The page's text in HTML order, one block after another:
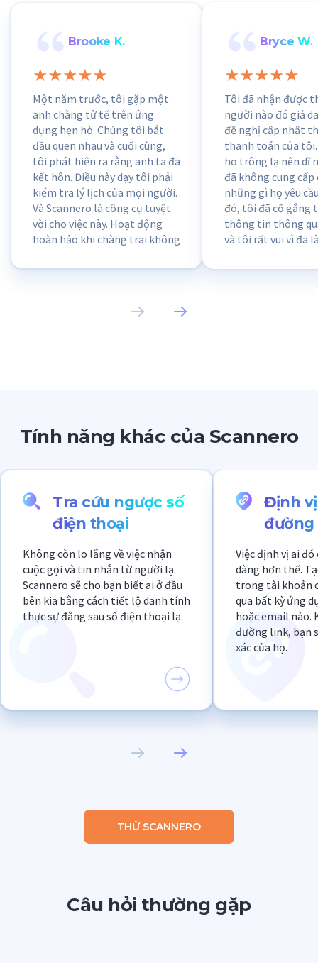
Brooke K.
Một năm trước, tôi gặp một
anh chàng tử tế trên ứng
dụng hẹn hò. Chúng tôi bắt
đầu quen nhau và cuối cùng,
tôi phát hiện ra rằng anh ta đã
kết hôn. Điều này dạy tôi phải
kiểm tra lý lịch của mọi người.
Và Scannero là công cụ tuyệt
vời cho việc này. Hoạt động
hoàn hảo khi chàng trai không
có một vài bức ảnh selfie.
Bryce W.
Tôi đã nhận được
người nào đó giả
đề nghị cập nhật
thanh toán của
họ trông lạ nên dĩ
đã không cung cấp
những gì họ yêu
đó, tôi đã cố gắng
thông tin thông
và tôi rất vui vì đã
này được những
Tính năng khác của Scannero
Tra cứu ngược số
điện thoại
Không còn lo lắng về việc nhận
cuộc gọi và tin nhắn từ người lạ.
Scannero sẽ cho bạn biết ai ở đầu
bên kia bằng cách tiết lộ danh tính
thực sự đằng sau số điện thoại lạ.
Định
Việc định vị ai
dàng hơn thế.
trong tài khoản
qua bất kỳ ứng
hoặc email nào.
đường link, bạn
xác của họ.
THỬ SCANNERO
Câu hỏi thường gặp